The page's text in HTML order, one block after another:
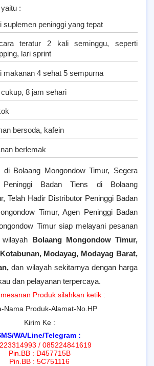
:
suplemen peninggi yang tepat
teratur 2 kali seminggu, seperti
lari sprint
makanan 4 sehat 5 sempurna
8 jam sehari
bersoda, kafein
berlemak
di Bolaang Mongondow Timur, Segera
Badan Tiens di Bolaang
Telah Hadir Distributor Peninggi Badan
Timur, Agen Peninggi Badan
Timur siap melayani pesanan
Bolaang Mongondow Timur,
Kotabunan, Modayag, Modayag Barat,
,dan wilayah sekitarnya dengan harga
dan pelayanan terpercaya.
Produk silahkan ketik :
Nama Produk-Alamat-No.HP
Kirim Ke :
WA/Line/Telegram :
/ 085224841619
Pin.BB : D457715B
Pin.BB : 5C751116